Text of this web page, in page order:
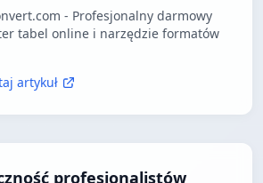
- Profesjonalny darmowy
tabel online i narzędzie formatów
artykuł
profesjonalistów